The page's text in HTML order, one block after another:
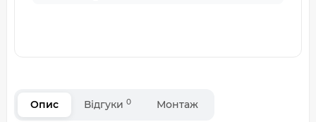
Опис Відгуки 0 Монтаж